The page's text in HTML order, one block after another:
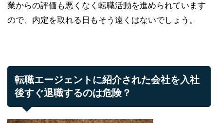
業からの評価も悪くなく転職活動を進められています
ので、内定を取れる日もそう遠くはないでしょう。
転職エージェントに紹介された会社を入社
後すぐ退職するのは危険？